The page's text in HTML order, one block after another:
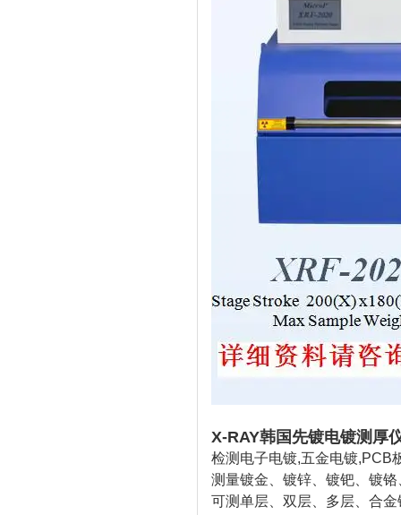
X-RAY韩国先镀电镀测厚
检测电子电镀,五金电镀,PCB
测量镀金、镀锌、镀钯、镀
可测单层、双层、多层、合